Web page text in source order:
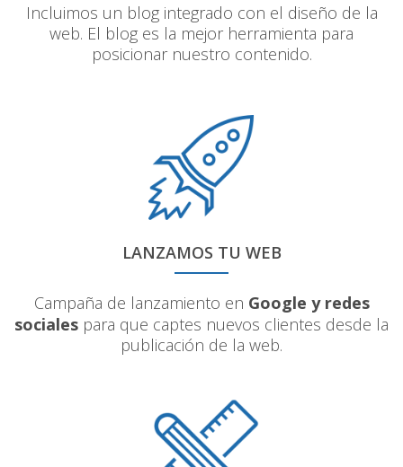
Incluimos un blog integrado con el diseño de la
web. El blog es la mejor herramienta para
posicionar nuestro contenido.
LANZAMOS TU WEB
Campaña de lanzamiento en Google y redes
sociales para que captes nuevos clientes desde la
publicación de la web.